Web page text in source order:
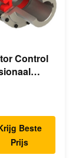
Control
Beste
Prijs